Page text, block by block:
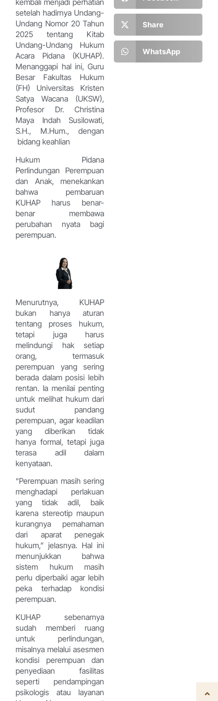
kembali menjadi perhatian
setelah hadirnya Undang-
Undang Nomor 20 Tahun
2025 tentang Kitab
Undang-Undang Hukum
Acara Pidana (KUHAP).
Menanggapi hal ini, Guru
Besar Fakultas Hukum
(FH) Universitas Kristen
Satya Wacana (UKSW),
Profesor Dr. Christina
Maya Indah Susilowati,
S.H., M.Hum., dengan
bidang keahlian
Hukum Pidana
Perlindungan Perempuan
dan Anak, menekankan
bahwa pembaruan
KUHAP harus benar-
benar membawa
perubahan nyata bagi
perempuan.
Menurutnya, KUHAP
bukan hanya aturan
tentang proses hukum,
tetapi juga harus
melindungi hak setiap
orang, termasuk
perempuan yang sering
berada dalam posisi lebih
rentan. Ia menilai penting
untuk melihat hukum dari
sudut pandang
perempuan, agar keadilan
yang diberikan tidak
hanya formal, tetapi juga
terasa adil dalam
kenyataan.
“Perempuan masih sering
menghadapi perlakuan
yang tidak adil, baik
karena stereotip maupun
kurangnya pemahaman
dari aparat penegak
hukum,” jelasnya. Hal ini
menunjukkan bahwa
sistem hukum masih
perlu diperbaiki agar lebih
peka terhadap kondisi
perempuan.
KUHAP sebenarnya
sudah memberi ruang
untuk perlindungan,
misalnya melalui asesmen
kondisi perempuan dan
penyediaan fasilitas
seperti pendampingan
psikologis atau layanan
Share
WhatsApp